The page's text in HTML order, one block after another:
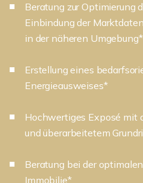
Beratung zur Optimierung
Einbindung der
in der näheren Umgebung*
Erstellung eines
Energieausweises*
Hochwertiges Exposé mit
und überarbeitetem
Beratung bei der
Immobilie*